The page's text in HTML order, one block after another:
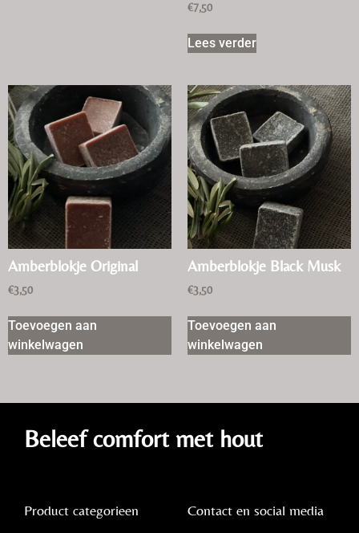
€7,50
Lees verder
Amberblokje Original
€3,50
Toevoegen aan
winkelwagen
Amberblokje Black Musk
€3,50
Toevoegen aan
winkelwagen
Beleef comfort met hout
Product categorieen Contact en social media